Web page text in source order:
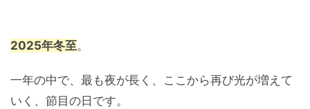
2025年冬至。
一年の中で、最も夜が長く、ここから再び光が増えて
いく、節目の日です。